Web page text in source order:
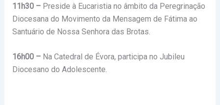
11h30 –Preside à Eucaristia no âmbito da Peregrinação
Diocesana do Movimento da Mensagem de Fátima ao
Santuário de Nossa Senhora das Brotas.
16h00 –Na Catedral de Évora, participa no Jubileu
Diocesano do Adolescente.